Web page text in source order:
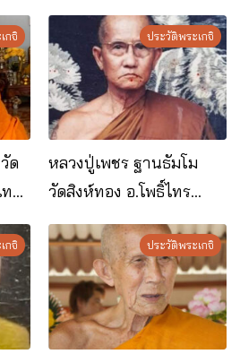
จ.อุบลราชธานี
กจิ
ด
ร
ประวัติพระเกจิ
หลวงปู่เพชร ฐานธัมโม
วัดสิงห์ทอง อ.โพธิ์ไทร
จ.อุบลราชธานี
กจิ ประวัติพระเกจิ